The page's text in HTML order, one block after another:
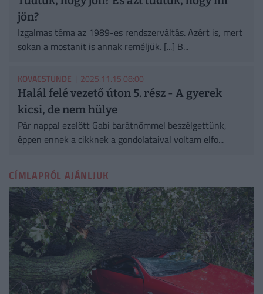
jön?
Izgalmas téma az 1989-es rendszerváltás. Azért is, mert
sokan a mostanit is annak reméljük. [...] B...
KOVACSTUNDE | 2025.11.15 08:00
Halál felé vezető úton 5. rész - A gyerek
kicsi, de nem hülye
Pár nappal ezelőtt Gabi barátnőmmel beszélgettünk,
éppen ennek a cikknek a gondolataival voltam elfo...
CÍMLAPRÓL AJÁNLJUK